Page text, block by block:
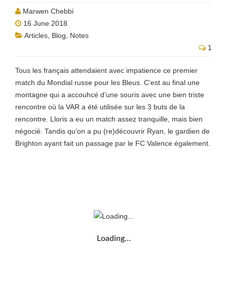
Marwen Chebbi
16 June 2018
Articles Blog
Notes
1
Tous les français attendaient avec impatience ce premier
match du Mondial russe pour les Bleus. C’est au final une
montagne qui a accouhcé d’une souris avec une bien triste
rencontre où la VAR a été utilisée sur les 3 buts de la
rencontre. Lloris a eu un match assez tranquille, mais bien
négocié. Tandis qu’on a pu (re)découvrir Ryan, le gardien de
Brighton ayant fait un passage par le FC Valence également.
Loading…